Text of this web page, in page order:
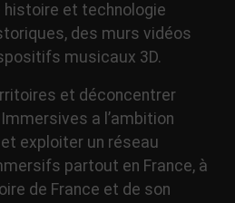
et technologie
des murs vidéos
musicaux 3D.
et déconcentrer
a l’ambition
exploiter un réseau
partout en France, à
de France et de son